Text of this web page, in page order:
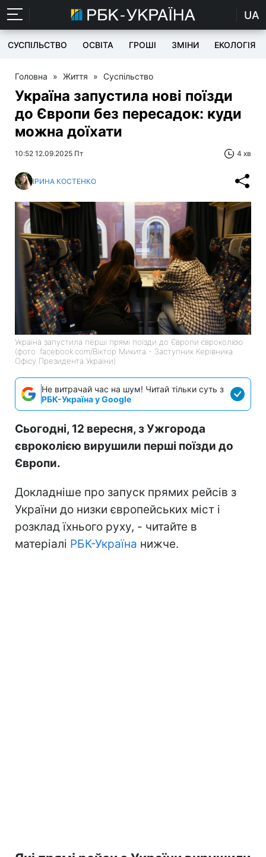
UA
СУСПІЛЬСТВО ОСВІТА ГРОШІ ЗМІНИ ЕКОЛОГІЯ
Головна » Життя » Суспільство
Україна запустила нові поїзди
до Європи без пересадок: куди
можна доїхати
10:52 12.09.2025 Пт 4 хв
ІРИНА КОСТЕНКО
Україна запустила перші прямі поїзди до Європи євроколією
(фото: facebook.com/Віктор Микита - Заступник Керівника
Офісу Президента України)
Не витрачай час на шум! Читай тільки суть з
РБК-Україна у Google
Сьогодні, 12 вересня, з Ужгорода
євроколією вирушили перші поїзди до
Європи.
Докладніше про запуск прямих рейсів з
України до низки європейських міст і
розклад їхнього руху, - читайте в
матеріалі РБК-Україна нижче.